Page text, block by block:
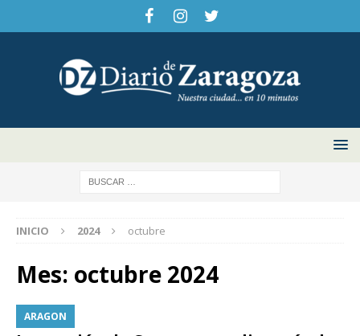
INICIO 2024 octubre
Mes: octubre 2024
ARAGON